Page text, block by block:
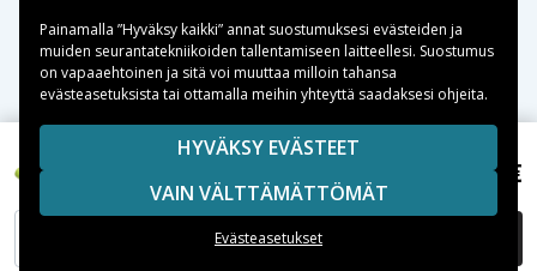
15,75 €
LISÄÄ OSTOSKORIIN
Toimitusvaihtoehdot
Copyright © 2026, Spares Nordic AB
SIVULLA MAINITUT TAVARAMERKIT OVAT OMISTAJIENSA
OMAISUUTTA.
Painamalla ”Hyväksy kaikki” annat suostumuksesi evästeiden ja
muiden seurantatekniikoiden tallentamiseen laitteellesi. Suostumus
on vapaaehtoinen ja sitä voi muuttaa milloin tahansa
evästeasetuksista tai ottamalla meihin yhteyttä saadaksesi ohjeita.
HYVÄKSY EVÄSTEET
VAIN VÄLTTÄMÄTTÖMÄT
Evästeasetukset